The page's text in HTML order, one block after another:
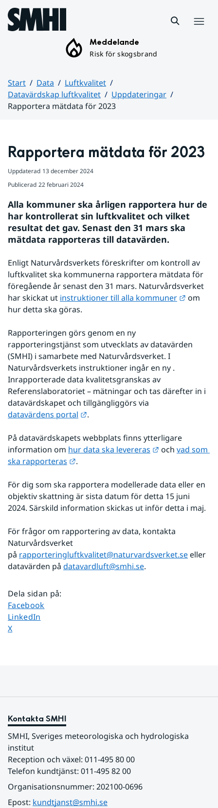
Hoppa till sidans innehåll
Meddelande
Risk för skogsbrand
Start Data
Luftkvalitet
Datavärdskap luftkvalitet
Uppdateringar
Rapportera mätdata för 2023
Rapportera mätdata för 2023
Uppdaterad 13 december 2024
Publicerad 22 februari 2024
Alla kommuner ska årligen rapportera hur de
har kontrollerat sin luftkvalitet och vilket
resultat det gav. Senast den 31 mars ska
mätdata rapporteras till datavärden.
Enligt Naturvårdsverkets föreskrifter om kontroll av
luftkvalitet ska kommunerna rapportera mätdata för
föregående år senast den 31 mars. Naturvårdsverket
har skickat ut instruktioner till alla kommuner Länk till
om
hur detta ska göras.
Rapporteringen görs genom en ny
rapporteringstjänst som utvecklats av datavärden
(SMHI) i samarbete med Naturvårdsverket. I
Naturvårdsverkets instruktioner ingår en ny .
Inrapporterade data kvalitetsgranskas av
Referenslaboratoriet – mätningar och tas därefter in i
datavärdens portal
Länk till annan webbplats.
.
På datavärdskapets webbplats finns ytterligare
information om hur data ska levereras Länk till annan
och vad som
ska rapporteras
Länk till annan webbplats.
.
För dig som ska rapportera modellerade data eller en
objektiv skattning är sista datum för detta 15 juni
2024. Särskild information skickas ut inför detta i maj.
För frågor om rapportering av data, kontakta
Naturvårdsverket
på rapporteringluftkvalitet@naturvardsverket.se eller
datavärden på datavardluft@smhi.se.
Dela sidan på:
Dela sidan på
Facebook
Dela sidan på
LinkedIn
Dela sidan på
X
Kontakta SMHI
SMHI, Sveriges meteorologiska och hydrologiska
institut
Reception och växel: 011-495 80 00
Telefon kundtjänst: 011-495 82 00
Organisationsnummer: 202100-0696
Epost: kundtjanst@smhi.se